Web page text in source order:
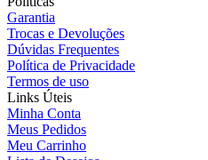
Garantia
Trocas e Devoluções
Dúvidas Frequentes
Política de Privacidade
Termos de uso
Links Úteis
Minha Conta
Meus Pedidos
Meu Carrinho